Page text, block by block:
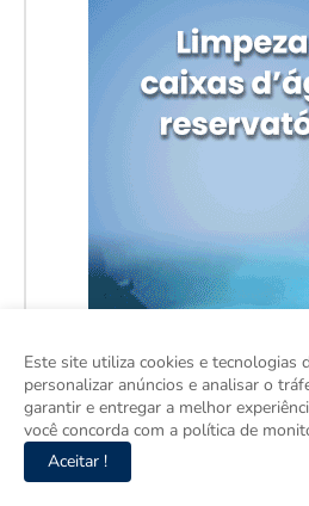
Este site utiliza cookies e tecnologias
personalizar anúncios e analisar o
garantir e entregar a melhor
você concorda com a política de
Aceitar !